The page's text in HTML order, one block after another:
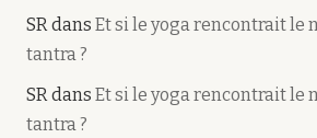
SRdans Et si le yoga rencontrait le
tantra ?
SRdans Et si le yoga rencontrait le
tantra ?